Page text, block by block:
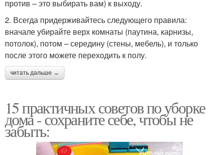
против – это выбирать вам) к выходу.
2. Всегда придерживайтесь следующего правила:
вначале убирайте верх комнаты (паутина, карнизы,
потолок), потом – середину (стены, мебель), и только
после этого можете переходить к полу.
читать дальше →
15 практичных советов по уборке
дома - сохраните себе, чтобы не
забыть: